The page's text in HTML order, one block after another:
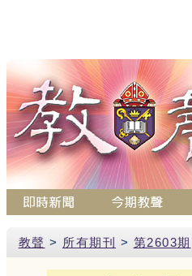
教聲 > 所有期刊 > 第2603期